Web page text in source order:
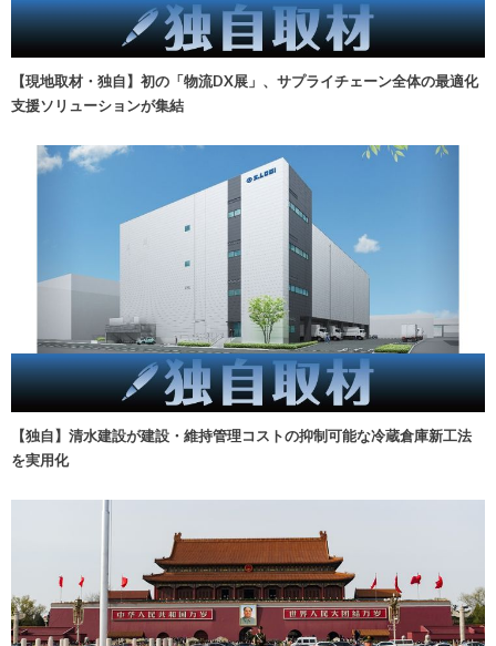
【現地取材・独自】初の「物流DX展」、サプライチェーン全体の最適化
支援ソリューションが集結
【独自】清水建設が建設・維持管理コストの抑制可能な冷蔵倉庫新工法
を実用化